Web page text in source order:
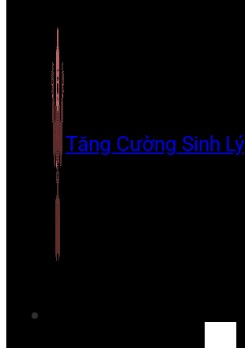
Tăng Cường Sinh Lý